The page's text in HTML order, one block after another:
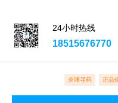
24小时热线
18515676770
全球寻药 正品